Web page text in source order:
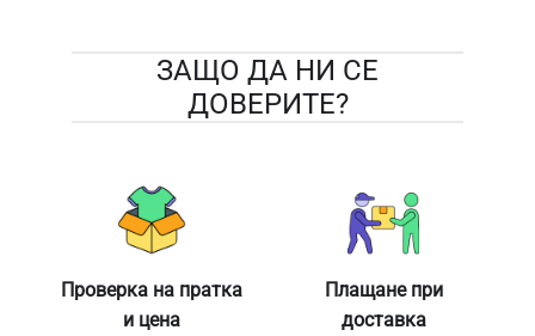
ЗАЩО ДА НИ СЕ
ДОВЕРИТЕ?
Проверка на пратка
и цена
Плащане при
доставка